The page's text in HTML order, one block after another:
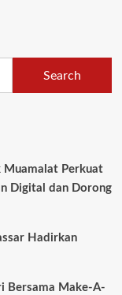
Search
Muamalat Perkuat
Digital dan Dorong
Hadirkan
Bersama Make-A-